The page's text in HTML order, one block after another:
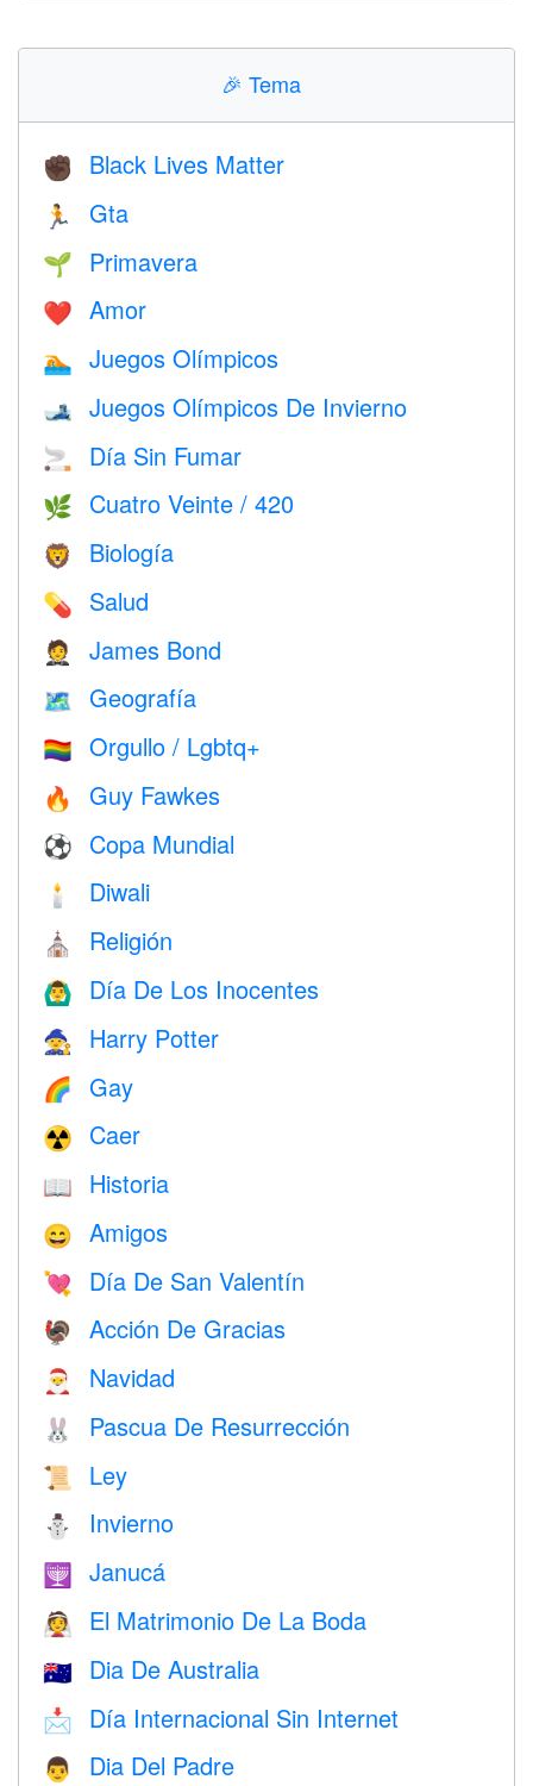
🎉 Tema
✊🏿 Black Lives Matter
🏃 Gta
🌱 Primavera
❤️️ Amor
🏊 Juegos Olímpicos
🎿 Juegos Olímpicos De Invierno
🚬 Día Sin Fumar
🌿 Cuatro Veinte / 420
🦁 Biología
💊 Salud
🤵 James Bond
🗺 Geografía
🏳️‍🌈 Orgullo / Lgbtq+
🔥 Guy Fawkes
⚽ Copa Mundial
🕯 Diwali
⛪️ Religión
🙆‍♂️ Día De Los Inocentes
🧙 Harry Potter
🌈 Gay
☢️ Caer
📖 Historia
😄 Amigos
💘 Día De San Valentín
🦃 Acción De Gracias
🎅 Navidad
🐰 Pascua De Resurrección
📜 Ley
⛄ Invierno
🕎 Janucá
👰 El Matrimonio De La Boda
🇦🇺 Dia De Australia
📩 Día Internacional Sin Internet
👨 Dia Del Padre